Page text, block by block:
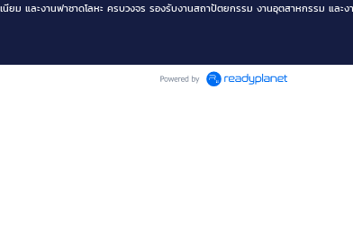
ยม และงานฟาซาดโลหะ ครบวงจร รองรับงานสถาปัตยกรรม งานอุตสาหกรรม แ